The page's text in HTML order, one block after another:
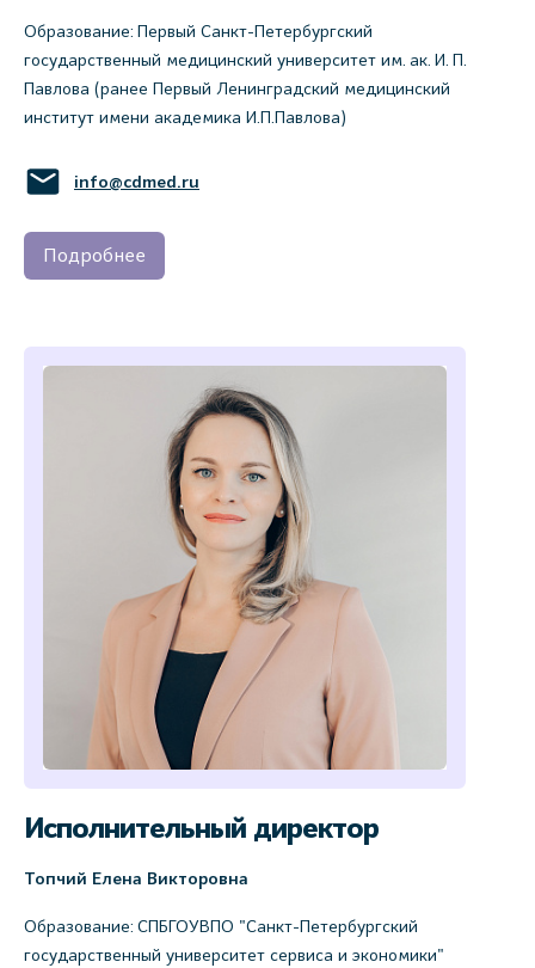
Образование: Первый Санкт-Петербургский
государственный медицинский университет им. ак. И. П.
Павлова (ранее Первый Ленинградский медицинский
институт имени академика И.П.Павлова)
info@cdmed.ru
Подробнее
Исполнительный директор
Топчий Елена Викторовна
Образование: СПБГОУВПО "Санкт-Петербургский
государственный университет сервиса и экономики"